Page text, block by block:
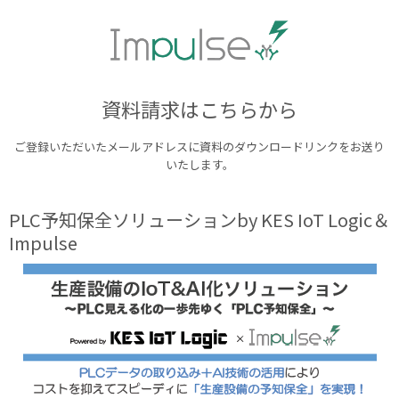
資料請求はこちらから
ご登録いただいたメールアドレスに資料のダウンロードリンクをお送り
いたします。
PLC予知保全ソリューションby KES IoT Logic＆
Impulse